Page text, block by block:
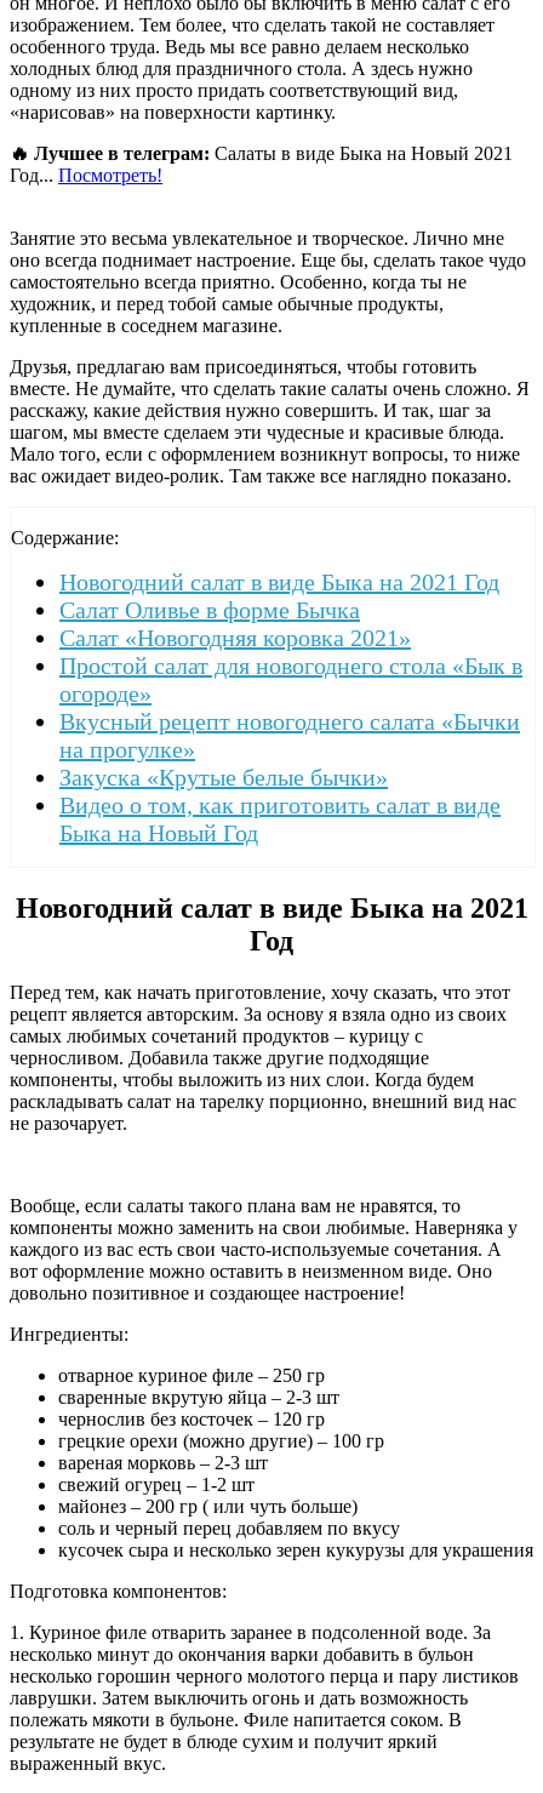
изображением. Тем более, что сделать такой не составляет
особенного труда. Ведь мы все равно делаем несколько
холодных блюд для праздничного стола. А здесь нужно
одному из них просто придать соответствующий вид,
«нарисовав» на поверхности картинку.
🔥 Лучшее в телеграм: Салаты в виде Быка на Новый 2021
Год... Посмотреть!
Занятие это весьма увлекательное и творческое. Лично мне
оно всегда поднимает настроение. Еще бы, сделать такое чудо
самостоятельно всегда приятно. Особенно, когда ты не
художник, и перед тобой самые обычные продукты,
купленные в соседнем магазине.
Друзья, предлагаю вам присоединяться, чтобы готовить
вместе. Не думайте, что сделать такие салаты очень сложно. Я
расскажу, какие действия нужно совершить. И так, шаг за
шагом, мы вместе сделаем эти чудесные и красивые блюда.
Мало того, если с оформлением возникнут вопросы, то ниже
вас ожидает видео-ролик. Там также все наглядно показано.
Содержание:
Новогодний салат в виде Быка на 2021 Год
Салат Оливье в форме Бычка
Салат «Новогодняя коровка 2021»
Простой салат для новогоднего стола «Бык в
огороде»
Вкусный рецепт новогоднего салата «Бычки
на прогулке»
Закуска «Крутые белые бычки»
Видео о том, как приготовить салат в виде
Быка на Новый Год
Новогодний салат в виде Быка на 2021
Год
Перед тем, как начать приготовление, хочу сказать, что этот
рецепт является авторским. За основу я взяла одно из своих
самых любимых сочетаний продуктов – курицу с
черносливом. Добавила также другие подходящие
компоненты, чтобы выложить из них слои. Когда будем
раскладывать салат на тарелку порционно, внешний вид нас
не разочарует.
Вообще, если салаты такого плана вам не нравятся, то
компоненты можно заменить на свои любимые. Наверняка у
каждого из вас есть свои часто-используемые сочетания. А
вот оформление можно оставить в неизменном виде. Оно
довольно позитивное и создающее настроение!
Ингредиенты:
отварное куриное филе – 250 гр
сваренные вкрутую яйца – 2-3 шт
чернослив без косточек – 120 гр
грецкие орехи (можно другие) – 100 гр
вареная морковь – 2-3 шт
свежий огурец – 1-2 шт
майонез – 200 гр ( или чуть больше)
соль и черный перец добавляем по вкусу
кусочек сыра и несколько зерен кукурузы для украшения
Подготовка компонентов:
1. Куриное филе отварить заранее в подсоленной воде. За
несколько минут до окончания варки добавить в бульон
несколько горошин черного молотого перца и пару листиков
лаврушки. Затем выключить огонь и дать возможность
полежать мякоти в бульоне. Филе напитается соком. В
результате не будет в блюде сухим и получит яркий
выраженный вкус.